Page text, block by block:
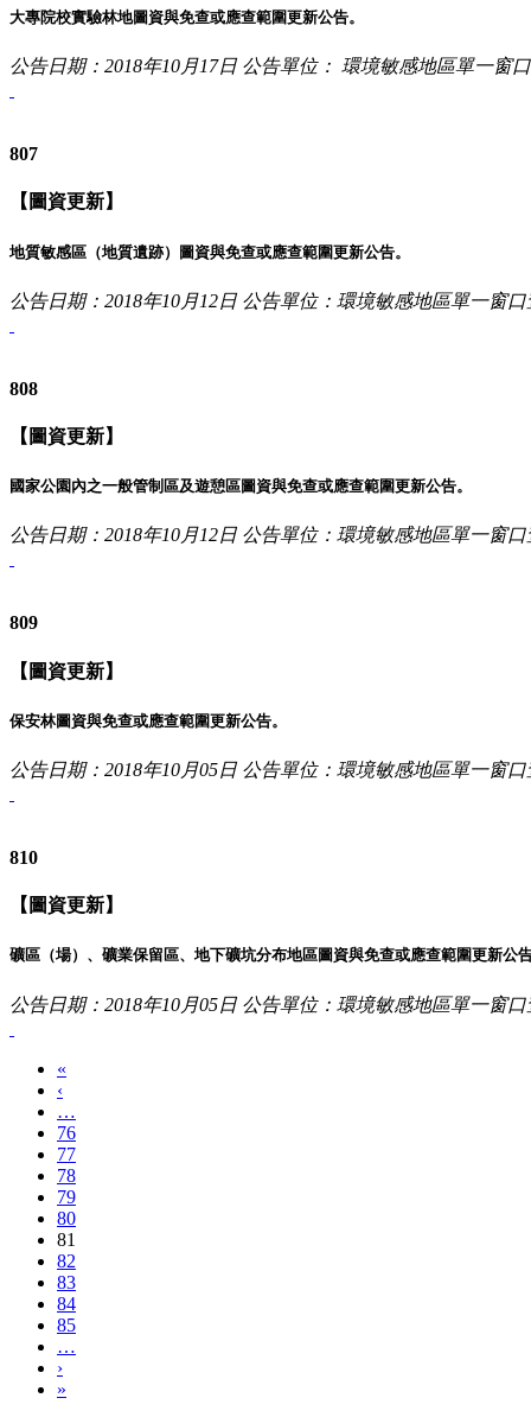
大專院校實驗林地圖資與免查或應查範圍更新公告。
公告日期：2018年10月17日 公告單位： 環境敏感地區單一窗
807
【圖資更新】
地質敏感區（地質遺跡）圖資與免查或應查範圍更新公告。
公告日期：2018年10月12日 公告單位：環境敏感地區單一窗
808
【圖資更新】
國家公園內之一般管制區及遊憩區圖資與免查或應查範圍更新公告。
公告日期：2018年10月12日 公告單位：環境敏感地區單一窗
809
【圖資更新】
保安林圖資與免查或應查範圍更新公告。
公告日期：2018年10月05日 公告單位：環境敏感地區單一窗
810
【圖資更新】
礦區（場）、礦業保留區、地下礦坑分布地區圖資與免查或應查範圍更新公告
公告日期：2018年10月05日 公告單位：環境敏感地區單一窗
«
‹
…
76
77
78
79
80
81
82
83
84
85
…
›
»